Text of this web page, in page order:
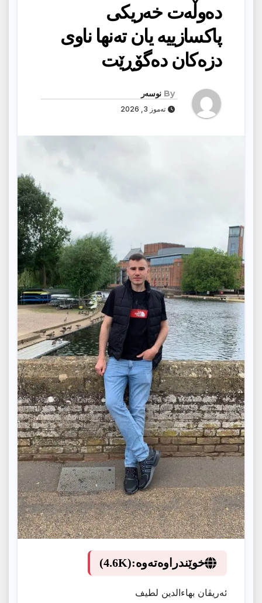
دەوڵەت خەریکی
پاکسازییە یان تەنها ناوی
دزەکان دەگۆڕێت
By نوسەر
تەموز 3, 2026
خوێندراوەتەوە:(4.6K)
ئەریڤان بهاءالدین لطیف